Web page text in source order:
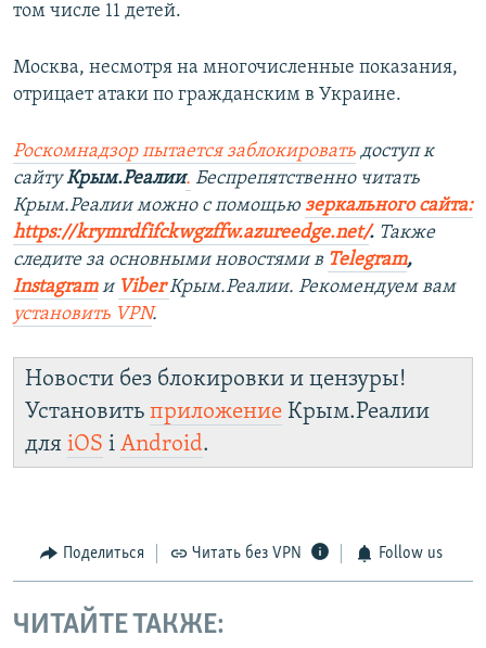
том числе 11 детей.
Москва, несмотря на многочисленные показания,
отрицает атаки по гражданским в Украине.
Роскомнадзор пытается заблокировать доступ к
сайтуКрым.Реалии. Беспрепятственно читать
Крым.Реалии можно с помощью зеркального сайта:
https://krymrdfifckwgzffw.azureedge.net/. ​ Также
следите за основными новостями в Telegram,
Instagram и ViberКрым.Реалии. Рекомендуем вам
установить VPN.
Новости без блокировки и цензуры!
Установить приложение Крым.Реалии
для iOS і Android.
Поделиться Читать без VPN Follow us
ЧИТАЙТЕ ТАКЖЕ: